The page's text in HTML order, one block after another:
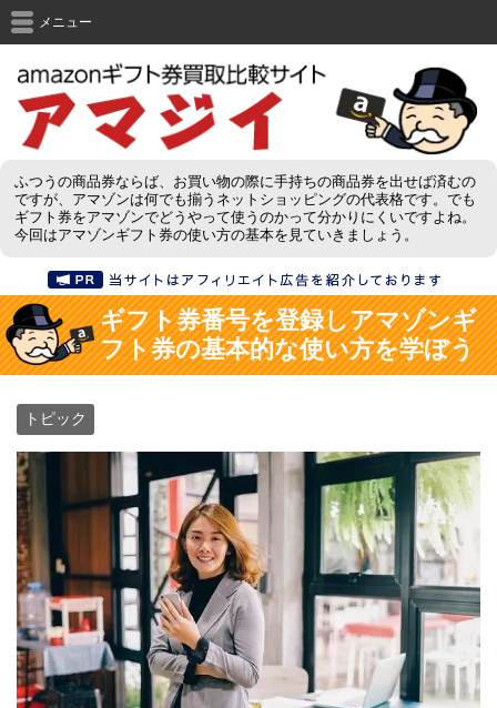
ふつうの商品券ならば、お買い物の際に手持ちの商品券を出せば済むの
ですが、アマゾンは何でも揃うネットショッピングの代表格です。でも
ギフト券をアマゾンでどうやって使うのかって分かりにくいですよね。
今回はアマゾンギフト券の使い方の基本を見ていきましょう。
メニュー
ギフト券番号を登録しアマゾンギ
フト券の基本的な使い方を学ぼう
トピック